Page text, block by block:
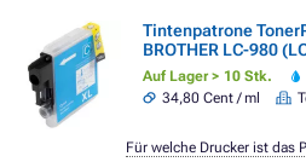
Tintenpatrone
BROTHER LC-980
Auf Lager > 10 Stk.
34,80 Cent / ml
Für welche Drucker ist das